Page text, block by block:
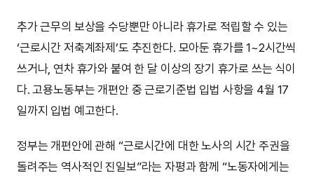
추가 근무의 보상을 수당뿐만 아니라 휴가로 적립할 수 있는
‘근로시간 저축계좌제’도 추진한다. 모아둔 휴가를 1~2시간씩
쓰거나, 연차 휴가와 붙여 한 달 이상의 장기 휴가로 쓰는 식이
다. 고용노동부는 개편안 중 근로기준법 입법 사항을 4월 17
일까지 입법 예고한다.
정부는 개편안에 관해 “근로시간에 대한 노사의 시간 주권을
돌려주는 역사적인 진일보”라는 자평과 함께 “노동자에게는